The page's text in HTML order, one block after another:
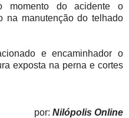
momento do acidente o
na manutenção do telhado
e encaminhador o
exposta na perna e cortes
por: Nilópolis Online